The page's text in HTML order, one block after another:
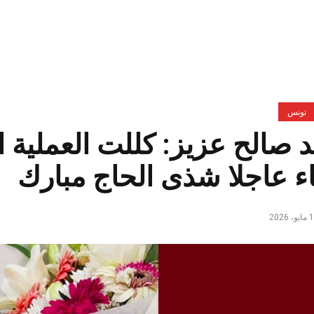
تونس
صالح عزيز: كللت العملية
عاجلا شذى الحاج مبارك